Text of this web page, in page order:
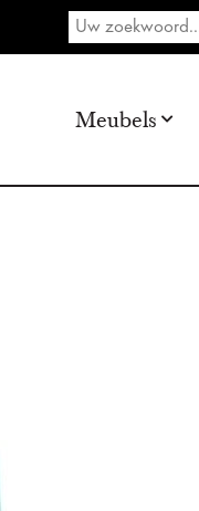
Meubels